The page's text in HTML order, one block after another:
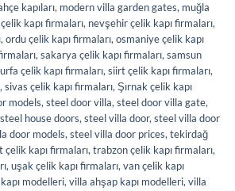
kapıları, modern villa garden gates, muğla
kapı firmaları, nevşehir çelik kapı firmaları,
, ordu çelik kapı firmaları, osmaniye çelik kapı
, sakarya çelik kapı firmaları, samsun
çelik kapı firmaları, siirt çelik kapı firmaları,
, sivas çelik kapı firmaları, Şırnak çelik kapı
models, steel door villa, steel door villa gate,
steel house doors, steel villa door, steel villa door
door models, steel villa door prices, tekirdağ
çelik kapı firmaları, trabzon çelik kapı firmaları,
, uşak çelik kapı firmaları, van çelik kapı
modelleri, villa ahşap kapı modelleri, villa